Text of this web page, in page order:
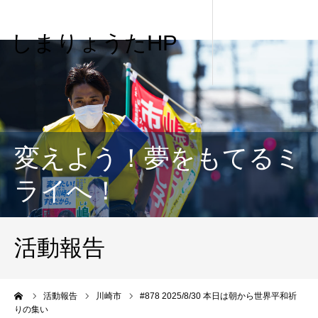
しまりょうたHP
変えよう！夢をもてるミ
ライへ！
活動報告
活動報告 川崎市
#878 2025/8/30 本日は朝から世界平和祈
りの集い